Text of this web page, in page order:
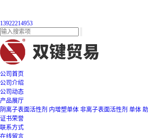
13922214953
公司首页
公司介绍
公司动态
产品展厅
阴离子表面活性剂 内增塑单体 非离子表面活性剂 单体
证书荣誉
联系方式
在线留言